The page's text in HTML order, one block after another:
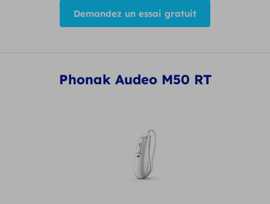
Demandez un essai gratuit
Phonak Audeo M50 RT